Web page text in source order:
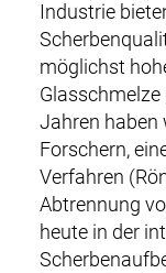
Industrie
möglichst
Jahren haben
Forschern,
Verfahren
Abtrennung
heute in der